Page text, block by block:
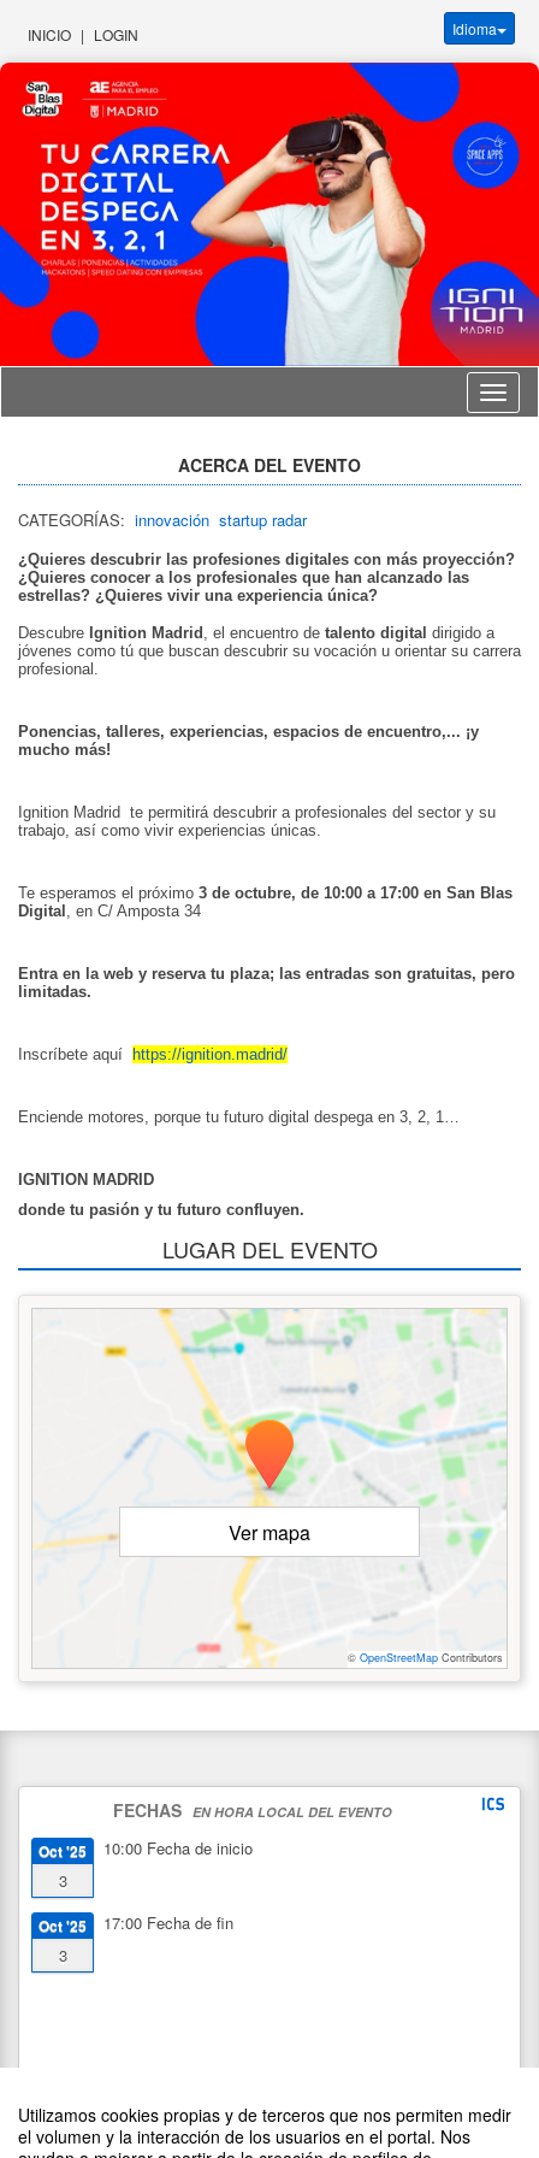
Utilizamos cookies propias y de terceros que nos permiten medir
el volumen y la interacción de los usuarios en el portal. Nos
INICIO | LOGIN Idioma
Idioma
ACERCA DEL EVENTO
CATEGORÍAS: innovación startup radar
¿Quieres descubrir las profesiones digitales con más proyección?
¿Quieres conocer a los profesionales que han alcanzado las
estrellas? ¿Quieres vivir una experiencia única?
Descubre Ignition Madrid , el encuentro de talento digital dirigido a
jóvenes como tú que buscan descubrir su vocación u orientar su carrera
profesional.
Ponencias, talleres, experiencias, espacios de encuentro,... ¡y
mucho más!
Ignition Madrid te permitirá descubrir a profesionales del sector y su
trabajo, así como vivir experiencias únicas.
Te esperamos el próximo 3 de octubre, de 10:00 a 17:00 en San Blas
Digital , en C/ Amposta 34
Entra en la web y reserva tu plaza; las entradas son gratuitas, pero
limitadas.
Inscríbete aquí https://ignition.madrid/
Enciende motores, porque tu futuro digital despega en 3, 2, 1…
IGNITION MADRID
donde tu pasión y tu futuro confluyen.
LUGAR DEL EVENTO
Ver mapa
© OpenStreetMap Contributors
FECHAS EN HORA LOCAL DEL EVENTO
Oct '25
3
10:00 Fecha de inicio
Oct '25
3
17:00 Fecha de fin